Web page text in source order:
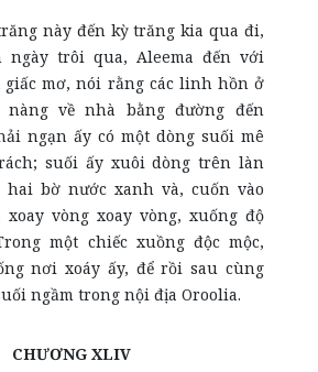
này đến kỳ trăng kia qua đi,
trôi qua, Aleema đến với
giấc mơ, nói rằng các linh hồn ở
nàng về nhà bằng đường đến
ngạn ấy có một dòng suối mê
suối ấy xuôi dòng trên làn
hai bờ nước xanh và, cuốn vào
xoay vòng xoay vòng, xuống độ
một chiếc xuồng độc mộc,
nơi xoáy ấy, để rồi sau cùng
ngầm trong nội địa Oroolia.
CHƯƠNG XLIV